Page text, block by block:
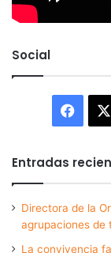
Social
Entradas
Directora de la
agrupaciones de
La convivencia